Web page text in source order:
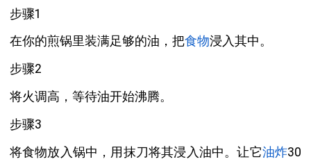
步骤1
在你的煎锅里装满足够的油，把食物浸入其中。
步骤2
将火调高，等待油开始沸腾。
步骤3
将食物放入锅中，用抹刀将其浸入油中。让它油炸30